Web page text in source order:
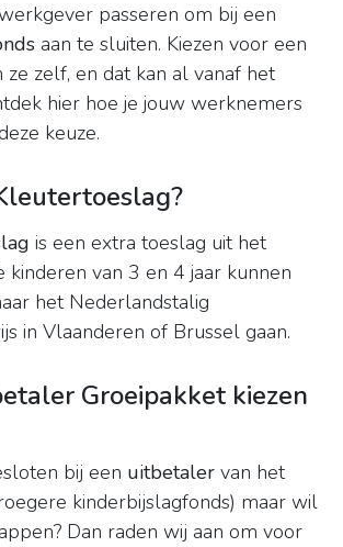
passeren om bij een
aan te sluiten. Kiezen voor een
zelf, en dat kan al vanaf het
hier hoe je jouw werknemers
keuze.
is een extra toeslag uit het
kinderen van 3 en 4 jaar kunnen
het Nederlandstalig
in Vlaanderen of Brussel gaan.
Groeipakket kiezen
bij een uitbetaler van het
kinderbijslagfonds) maar wil
Dan raden wij aan om voor